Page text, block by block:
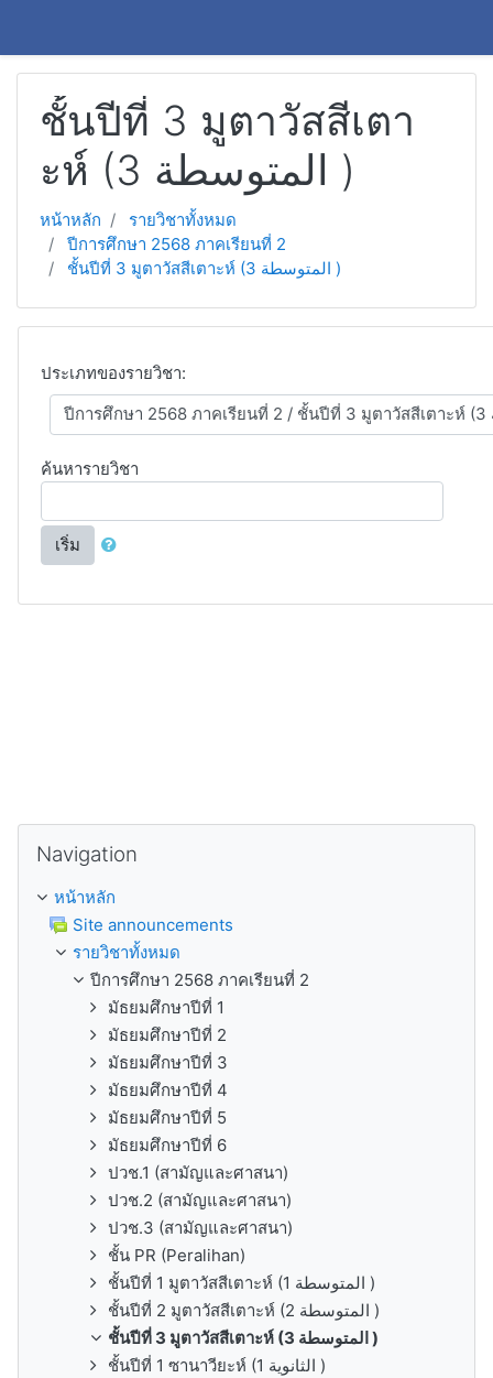
ชั้นปีที่ 3 มูตาวัสสีเตา
ะห์ (3 المتوسطة )
หน้าหลัก
รายวิชาทั้งหมด
ปีการศึกษา 2568 ภาคเรียนที่ 2
ชั้นปีที่ 3 มูตาวัสสีเตาะห์ (3 المتوسطة )
ประเภทของรายวิชา:
ค้นหารายวิชา
เริ่ม
Navigation
หน้าหลัก
Site announcements
รายวิชาทั้งหมด
ปีการศึกษา 2568 ภาคเรียนที่ 2
มัธยมศึกษาปีที่ 1
มัธยมศึกษาปีที่ 2
มัธยมศึกษาปีที่ 3
มัธยมศึกษาปีที่ 4
มัธยมศึกษาปีที่ 5
มัธยมศึกษาปีที่ 6
ปวช.1 (สามัญและศาสนา)
ปวช.2 (สามัญและศาสนา)
ปวช.3 (สามัญและศาสนา)
ชั้น PR (Peralihan)
ชั้นปีที่ 1 มูตาวัสสีเตาะห์ (1 المتوسطة )
ชั้นปีที่ 2 มูตาวัสสีเตาะห์ (2 المتوسطة )
ชั้นปีที่ 3 มูตาวัสสีเตาะห์ (3 المتوسطة )
ชั้นปีที่ 1 ซานาวียะห์ (1 الثانوية )